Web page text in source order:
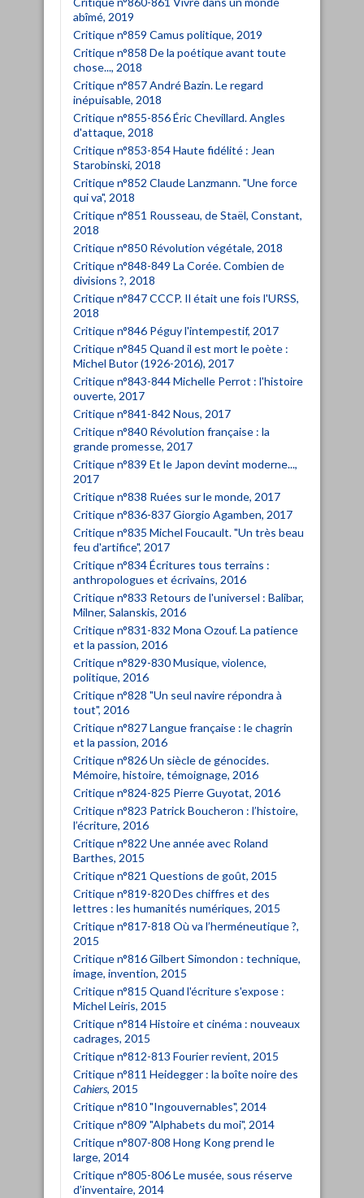
abîmé, 2019
Critique n°859 Camus politique, 2019
Critique n°858 De la poétique avant toute
chose..., 2018
Critique n°857 André Bazin. Le regard
inépuisable, 2018
Critique n°855-856 Éric Chevillard. Angles
d'attaque, 2018
Critique n°853-854 Haute fidélité : Jean
Starobinski, 2018
Critique n°852 Claude Lanzmann. "Une force
qui va", 2018
Critique n°851 Rousseau, de Staël, Constant,
2018
Critique n°850 Révolution végétale, 2018
Critique n°848-849 La Corée. Combien de
divisions ?, 2018
Critique n°847 CCCP. Il était une fois l'URSS,
2018
Critique n°846 Péguy l'intempestif, 2017
Critique n°845 Quand il est mort le poète :
Michel Butor (1926-2016), 2017
Critique n°843-844 Michelle Perrot : l'histoire
ouverte, 2017
Critique n°841-842 Nous, 2017
Critique n°840 Révolution française : la
grande promesse, 2017
Critique n°839 Et le Japon devint moderne...,
2017
Critique n°838 Ruées sur le monde, 2017
Critique n°836-837 Giorgio Agamben, 2017
Critique n°835 Michel Foucault. "Un très beau
feu d'artifice", 2017
Critique n°834 Écritures tous terrains :
anthropologues et écrivains, 2016
Critique n°833 Retours de l'universel : Balibar,
Milner, Salanskis, 2016
Critique n°831-832 Mona Ozouf. La patience
et la passion, 2016
Critique n°829-830 Musique, violence,
politique, 2016
Critique n°828 "Un seul navire répondra à
tout", 2016
Critique n°827 Langue française : le chagrin
et la passion, 2016
Critique n°826 Un siècle de génocides.
Mémoire, histoire, témoignage, 2016
Critique n°824-825 Pierre Guyotat, 2016
Critique n°823 Patrick Boucheron : l’histoire,
l’écriture, 2016
Critique n°822 Une année avec Roland
Barthes, 2015
Critique n°821 Questions de goût, 2015
Critique n°819-820 Des chiffres et des
lettres : les humanités numériques, 2015
Critique n°817-818 Où va l’herméneutique ?,
2015
Critique n°816 Gilbert Simondon : technique,
image, invention, 2015
Critique n°815 Quand l'écriture s'expose :
Michel Leiris, 2015
Critique n°814 Histoire et cinéma : nouveaux
cadrages, 2015
Critique n°812-813 Fourier revient, 2015
Critique n°811 Heidegger : la boîte noire des
Cahiers, 2015
Critique n°810 "Ingouvernables", 2014
Critique n°809 "Alphabets du moi", 2014
Critique n°807-808 Hong Kong prend le
large, 2014
Critique n°805-806 Le musée, sous réserve
d’inventaire, 2014